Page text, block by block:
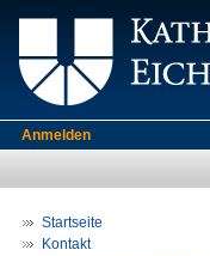
Anmelden
Startseite
Kontakt